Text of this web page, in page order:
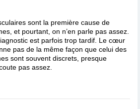
sont la première cause de
et pourtant, on n’en parle pas assez.
est parfois trop tardif. Le cœur
pas de la même façon que celui des
sont souvent discrets, presque
pas assez.